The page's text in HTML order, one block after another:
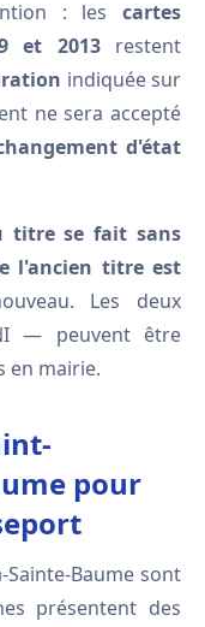
: les cartes
et 2013restent
indiquée sur
ne sera accepté
d'état
titre se fait sans
l'ancien titre est
Les deux
— peuvent être
en mairie.
pour
Sainte-Baume sont
présentent des